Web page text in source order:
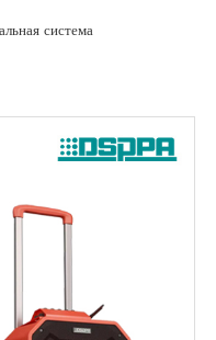
система